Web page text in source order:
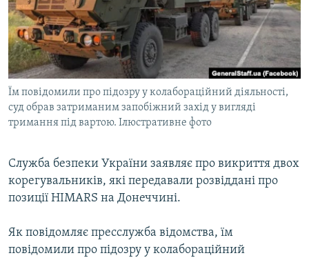
СПЕЦПРОЄКТИ
ПОДКАСТИ
КРИМ РЕАЛІЇ
РУС
УКР
КТАТ
ДОЛУЧАЙСЯ!
Їм повідомили про підозру у колабораційний діяльності,
суд обрав затриманим запобіжний захід у вигляді
тримання під вартою. Ілюстративне фото
Служба безпеки України заявляє про викриття двох
корегувальників, які передавали розвіддані про
позиції HIMARS на Донеччині.
Як повідомляє пресслужба відомства, їм
повідомили про підозру у колабораційний